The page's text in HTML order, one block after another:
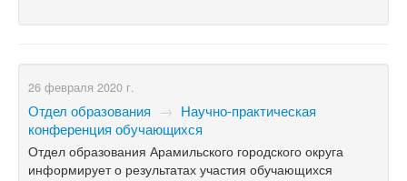
26 февраля 2020 г.
Отдел образования → Научно-практическая
конференция обучающихся
Отдел образования Арамильского городского округа
информирует о результатах участия обучающихся